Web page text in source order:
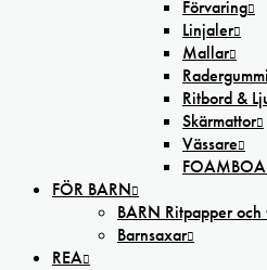
Förvaring
Linjaler
Mallar
Ritbord &
Skärmattor
Vässare
FÖR BARN
BARN Ritpapper
Barnsaxar
REA